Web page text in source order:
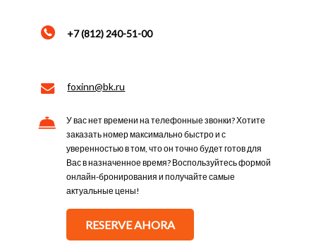
+7 (812) 240-51-00
foxinn@bk.ru
У вас нет времени на телефонные звонки? Хотите
заказать номер максимально быстро и с
уверенностью в том, что он точно будет готов для
Вас в назначенное время? Воспользуйтесь формой
онлайн-бронирования и получайте самые
актуальные цены!
RESERVE AHORA